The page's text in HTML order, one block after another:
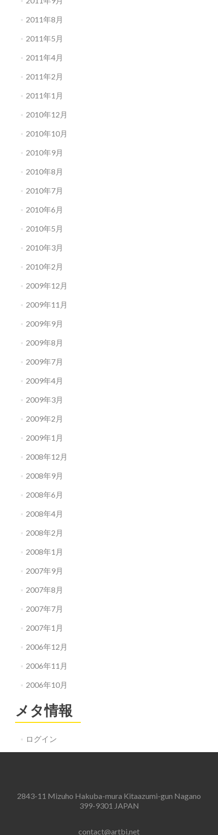
2011年8月
2011年5月
2011年4月
2011年2月
2011年1月
2010年12月
2010年10月
2010年9月
2010年8月
2010年7月
2010年6月
2010年5月
2010年3月
2010年2月
2009年12月
2009年11月
2009年9月
2009年8月
2009年7月
2009年4月
2009年3月
2009年2月
2009年1月
2008年12月
2008年9月
2008年6月
2008年4月
2008年2月
2008年1月
2007年9月
2007年8月
2007年7月
2007年1月
2006年12月
2006年11月
2006年10月
メタ情報
ログイン
2843-11 Mizuho Hakuba-mura Kitaazumi-gun Nagano
399-9301 JAPAN
contact@artbi.net